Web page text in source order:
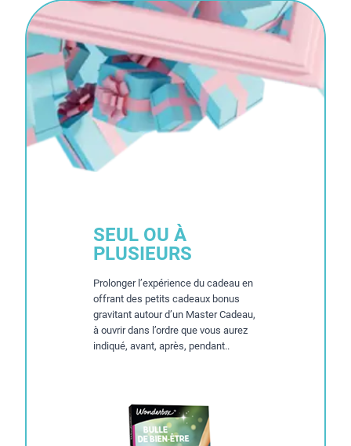
SEUL OU À
PLUSIEURS
Prolonger l’expérience du cadeau en
offrant des petits cadeaux bonus
gravitant autour d’un Master Cadeau,
à ouvrir dans l’ordre que vous aurez
indiqué, avant, après, pendant..